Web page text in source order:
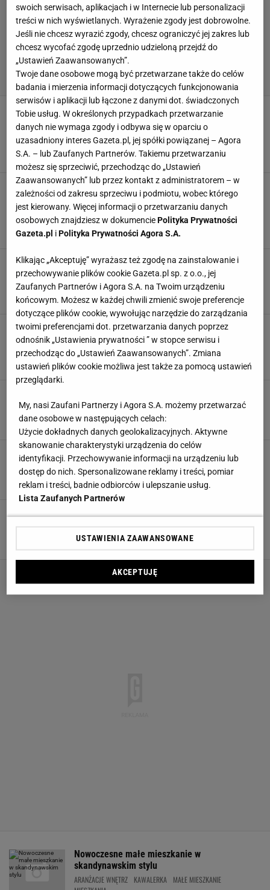
Jak urządzić przedpokój w stylu
skandynawskim? To połączenie harmonii,
funkcjonalności i prostoty
ARANŻACJE WNĘTRZ PRZEDPOKÓJ SKANDYNAWSKI STYL
STYL SKANDYNAWSKI
Dlaczego i jak urządzić wnętrze w stylu
skandynawskim?
KUCHNIE W STYLU SKANDYNAWSKIM
STYL SKANDYNAWSKI
STYL SKANDYNAWSKI SALON
STYL SKANDYNAWSKI WE WNĘTRZACH
Tak mieszkają Skandynawowie. Aranżacje
pełne gustu i funkcjonalności. Zobacz zdjęcia
ARANŻACJE WNĘTRZ INSPIRACJE INSTAGRAM
STYL SKANDYNAWSKI
Kuchnia w stylu skandynawskim to klasyka w
ciepłej odsłonie. Piękna, ponadczasowa i
uniwersalna
ARANŻACJE WNĘTRZ KUCHNIA NEWS STYL SKANDYNAWSKI
prostolinijne, a jakże efektowne
ARANŻACJE WNĘTRZ NEWS PEPCO
Fotel POÄNG z IKEA - w czym tkwi fenomen?
FOTEL IKEA MEBLE STYL SKANDYNAWSKI
Muuto - ponadczasowe skandynawskie meble i
lampy
MEBLE OŚWIETLENIE STYL SKANDYNAWSKI
Nowoczesne małe mieszkanie w
skandynawskim stylu
ARANŻACJE WNĘTRZ KAWALERKA
MAŁE MIESZKANIE
swoich serwisach, aplikacjach i w Internecie lub personalizacji
treści w nich wyświetlanych. Wyrażenie zgody jest dobrowolne.
Jeśli nie chcesz wyrazić zgody, chcesz ograniczyć jej zakres lub
chcesz wycofać zgodę uprzednio udzieloną przejdź do
„Ustawień Zaawansowanych”.
Twoje dane osobowe mogą być przetwarzane także do celów
badania i mierzenia informacji dotyczących funkcjonowania
serwisów i aplikacji lub łączone z danymi dot. świadczonych
Tobie usług. W określonych przypadkach przetwarzanie
danych nie wymaga zgody i odbywa się w oparciu o
uzasadniony interes Gazeta.pl, jej spółki powiązanej – Agora
S.A. – lub Zaufanych Partnerów. Takiemu przetwarzaniu
możesz się sprzeciwić, przechodząc do „Ustawień
Zaawansowanych” lub przez kontakt z administratorem – w
zależności od zakresu sprzeciwu i podmiotu, wobec którego
jest kierowany. Więcej informacji o przetwarzaniu danych
osobowych znajdziesz w dokumencie Polityka Prywatności
Gazeta.pl i Polityka Prywatności Agora S.A.
Klikając „Akceptuję” wyrażasz też zgodę na zainstalowanie i
przechowywanie plików cookie Gazeta.pl sp. z o.o., jej
Zaufanych Partnerów i Agora S.A. na Twoim urządzeniu
końcowym. Możesz w każdej chwili zmienić swoje preferencje
dotyczące plików cookie, wywołując narzędzie do zarządzania
twoimi preferencjami dot. przetwarzania danych poprzez
odnośnik „Ustawienia prywatności ” w stopce serwisu i
przechodząc do „Ustawień Zaawansowanych”. Zmiana
ustawień plików cookie możliwa jest także za pomocą ustawień
przeglądarki.
My, nasi Zaufani Partnerzy i Agora S.A. możemy przetwarzać
dane osobowe w następujących celach:
Użycie dokładnych danych geolokalizacyjnych. Aktywne
skanowanie charakterystyki urządzenia do celów
identyfikacji. Przechowywanie informacji na urządzeniu lub
dostęp do nich. Spersonalizowane reklamy i treści, pomiar
reklam i treści, badnie odbiorców i ulepszanie usług.
Lista Zaufanych Partnerów
USTAWIENIA ZAAWANSOWANE
AKCEPTUJĘ